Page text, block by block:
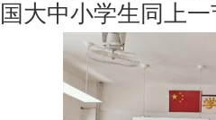
国大中小学生同上